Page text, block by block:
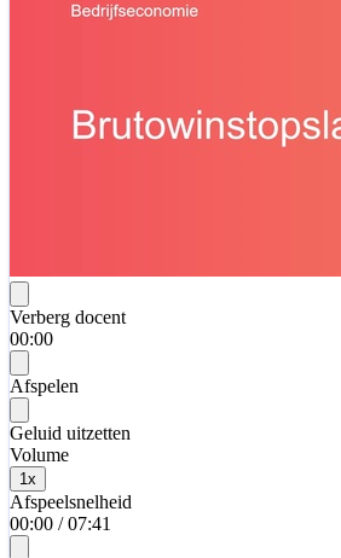
Verberg docent
00:00
Afspelen
Geluid uitzetten
Volume
1 x
Afspeelsnelheid
00:00 / 07:41